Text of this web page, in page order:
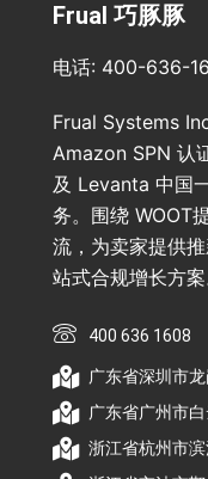
Frual 巧豚豚
电话: 400-636-
Frual Systems
Amazon SPN 认
及 Levanta 中国
务。围绕 WOOT
流，为卖家提供
站式合规增长方案
400 636 1608
广东省深圳市
广东省广州市
浙江省杭州市